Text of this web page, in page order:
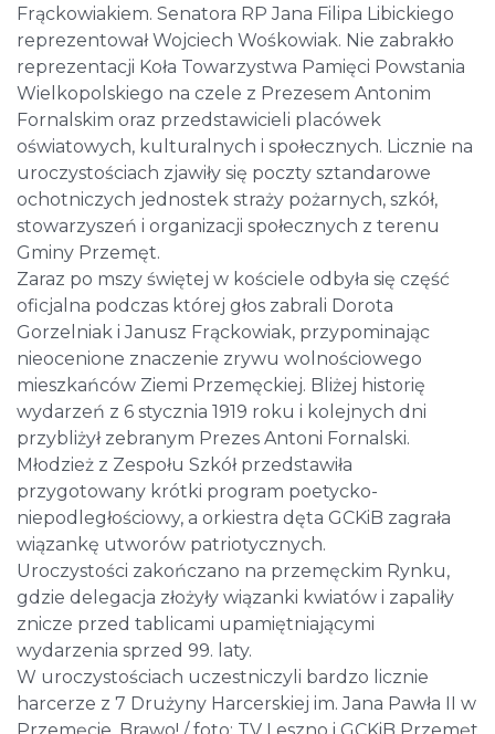
Frąckowiakiem. Senatora RP Jana Filipa Libickiego
reprezentował Wojciech Wośkowiak. Nie zabrakło
reprezentacji Koła Towarzystwa Pamięci Powstania
Wielkopolskiego na czele z Prezesem Antonim
Fornalskim oraz przedstawicieli placówek
oświatowych, kulturalnych i społecznych. Licznie na
uroczystościach zjawiły się poczty sztandarowe
ochotniczych jednostek straży pożarnych, szkół,
stowarzyszeń i organizacji społecznych z terenu
Gminy Przemęt.
Zaraz po mszy świętej w kościele odbyła się część
oficjalna podczas której głos zabrali Dorota
Gorzelniak i Janusz Frąckowiak, przypominając
nieocenione znaczenie zrywu wolnościowego
mieszkańców Ziemi Przemęckiej. Bliżej historię
wydarzeń z 6 stycznia 1919 roku i kolejnych dni
przybliżył zebranym Prezes Antoni Fornalski.
Młodzież z Zespołu Szkół przedstawiła
przygotowany krótki program poetycko-
niepodległościowy, a orkiestra dęta GCKiB zagrała
wiązankę utworów patriotycznych.
Uroczystości zakończano na przemęckim Rynku,
gdzie delegacja złożyły wiązanki kwiatów i zapaliły
znicze przed tablicami upamiętniającymi
wydarzenia sprzed 99. laty.
W uroczystościach uczestniczyli bardzo licznie
harcerze z 7 Drużyny Harcerskiej im. Jana Pawła II w